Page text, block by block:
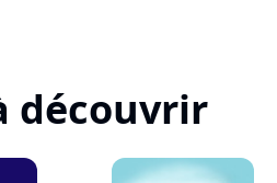
découvrir